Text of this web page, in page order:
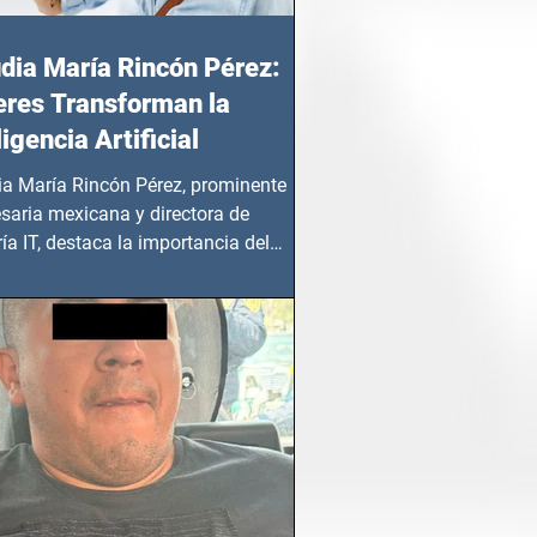
María Rincón Pérez:
Transforman la
Artificial
María Rincón Pérez, prominente
mexicana y directora de
IT, destaca la importancia del